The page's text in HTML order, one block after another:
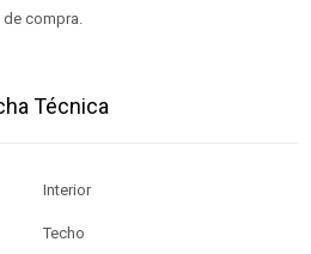
de compra.
Técnica
Interior
Techo